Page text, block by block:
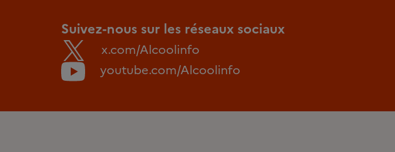
Suivez-nous sur les réseaux sociaux
x.com/Alcoolinfo
youtube.com/Alcoolinfo